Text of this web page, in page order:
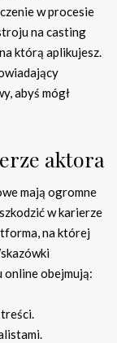
w procesie
na casting
którą aplikujesz.
abyś mógł
aktora
mają ogromne
w karierze
na której
obejmują: